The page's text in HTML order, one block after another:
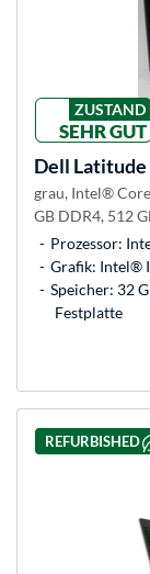
ZUSTAND
SEHR GUT
Dell
grau, Intel®
GB DDR4, 512
Prozessor:
Grafik: Intel®
Speicher: 32
Festplatte
REFURBISHED